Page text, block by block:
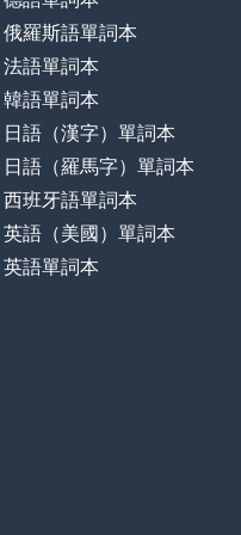
俄羅斯語單詞本
法語單詞本
韓語單詞本
日語（漢字）單詞本
日語（羅馬字）單詞本
西班牙語單詞本
英語（美國）單詞本
英語單詞本